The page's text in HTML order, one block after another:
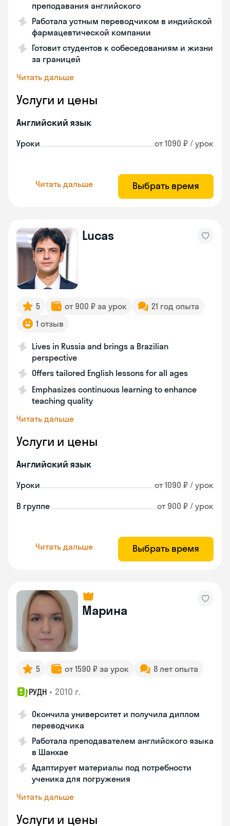
преподавания английского
Работала устным переводчиком в индийской
фармацевтической компании
Готовит студентов к собеседованиям и жизни
за границей
Читать дальше
Услуги и цены
Английский язык
Уроки от 1090 ₽ / урок
Читать дальше Выбрать время
Lucas
5 от 900 ₽ за урок
21 год опыта
1 отзыв
Lives in Russia and brings a Brazilian
perspective
Offers tailored English lessons for all ages
Emphasizes continuous learning to enhance
teaching quality
Читать дальше
Услуги и цены
Английский язык
Уроки от 1090 ₽ / урок
В группе от 900 ₽ / урок
Читать дальше Выбрать время
Марина
5 от 1590 ₽ за урок 8 лет опыта
РУДН • 2010 г.
Окончила университет и получила диплом
переводчика
Работала преподавателем английского языка
в Шанхае
Адаптирует материалы под потребности
ученика для погружения
Читать дальше
Услуги и цены